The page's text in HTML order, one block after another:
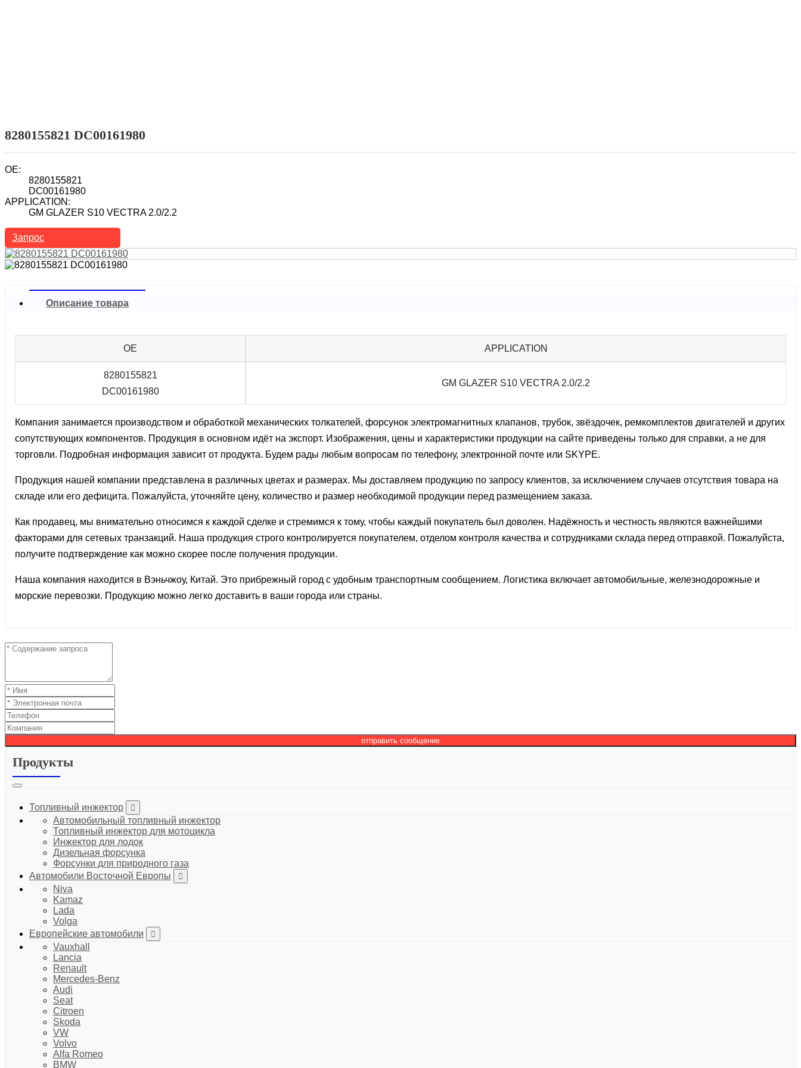
8280155821 DC00161980
OE:
8280155821
DC00161980
APPLICATION:
GM GLAZER S10 VECTRA 2.0/2.2
Запрос
Описание товара
OE APPLICATION
8280155821
DC00161980
GM GLAZER S10 VECTRA 2.0/2.2
Компания занимается производством и обработкой механических толкателей, форсунок электромагнитных клапанов, трубок, звёздочек, ремкомплектов двигателей и других
сопутствующих компонентов. Продукция в основном идёт на экспорт. Изображения, цены и характеристики продукции на сайте приведены только для справки, а не для
торговли. Подробная информация зависит от продукта. Будем рады любым вопросам по телефону, электронной почте или SKYPE.
Продукция нашей компании представлена ​​в различных цветах и ​​размерах. Мы доставляем продукцию по запросу клиентов, за исключением случаев отсутствия товара на
складе или его дефицита. Пожалуйста, уточняйте цену, количество и размер необходимой продукции перед размещением заказа.
Как продавец, мы внимательно относимся к каждой сделке и стремимся к тому, чтобы каждый покупатель был доволен. Надёжность и честность являются важнейшими
факторами для сетевых транзакций. Наша продукция строго контролируется покупателем, отделом контроля качества и сотрудниками склада перед отправкой. Пожалуйста,
получите подтверждение как можно скорее после получения продукции.
Наша компания находится в Вэньчжоу, Китай. Это прибрежный город с удобным транспортным сообщением. Логистика включает автомобильные, железнодорожные и
морские перевозки. Продукцию можно легко доставить в ваши города или страны.
отправить сообщение
Продукты
Топливный инжектор
Автомобильный топливный инжектор
Топливный инжектор для мотоцикла
Инжектор для лодок
Дизельная форсунка
Форсунки для природного газа
Автомобили Восточной Европы
Niva
Kamaz
Lada
Volga
Европейские автомобили
Vauxhall
Lancia
Renault
Mercedes-Benz
Audi
Seat
Citroen
Skoda
VW
Volvo
Alfa Romeo
BMW